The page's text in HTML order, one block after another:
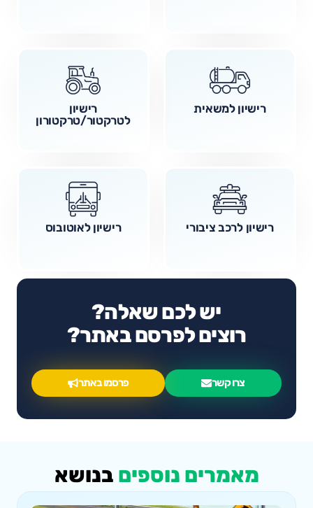
רישיון למשאית
רישיון
לטרקטור/טרקטורון
רישיון לרכב ציבורי רישיון לאוטובוס
יש לכם שאלה?
רוצים לפרסם באתר?
צרו קשר פרסמו באתר
מאמרים נוספים בנושא